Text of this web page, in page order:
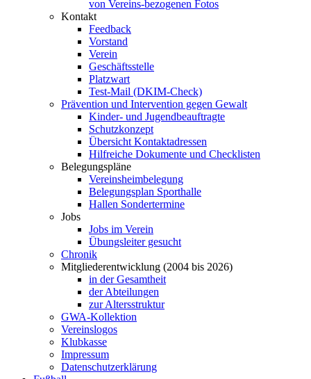
von Vereins-bezogenen Fotos
Kontakt
Feedback
Vorstand
Verein
Geschäftsstelle
Platzwart
Test-Mail (DKIM-Check)
Prävention und Intervention gegen Gewalt
Kinder- und Jugendbeauftragte
Schutzkonzept
Übersicht Kontaktadressen
Hilfreiche Dokumente und Checklisten
Belegungspläne
Vereinsheimbelegung
Belegungsplan Sporthalle
Hallen Sondertermine
Jobs
Jobs im Verein
Übungsleiter gesucht
Chronik
Mitgliederentwicklung (2004 bis 2026)
in der Gesamtheit
der Abteilungen
zur Altersstruktur
GWA-Kollektion
Vereinslogos
Klubkasse
Impressum
Datenschutzerklärung